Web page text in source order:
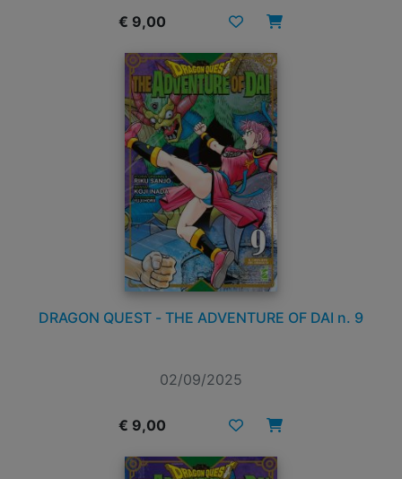
€ 9,00
DRAGON QUEST - THE ADVENTURE OF DAI n. 9
02/09/2025
€ 9,00